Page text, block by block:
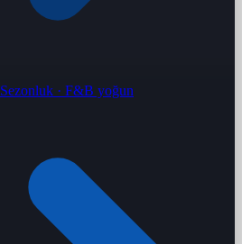
Sezonluk · F&B yoğun